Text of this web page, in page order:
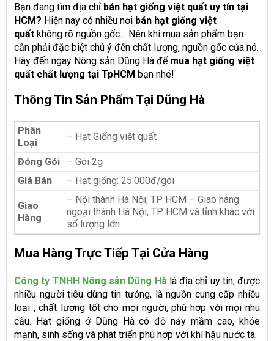
Bạn đang tìm địa chỉ bán hạt giống việt quất uy tín tại
HCM? Hiện nay có nhiều nơi bán hạt giống việt
quất không rõ nguồn gốc… Nên khi mua sản phẩm bạn
cần phải đặc biệt chú ý đến chất lượng, nguồn gốc của nó.
Hãy đến ngay Nông sản Dũng Hà để mua hạt giống việt
quất chất lượng tại TpHCM bạn nhé!
Thông Tin Sản Phẩm Tại Dũng Hà
Phân
Loại
– Hạt Giống việt quất
Đóng Gói
– Gói 2g
Giá Bán
– Hạt giống: 25.000đ/gói
Giao
Hàng
– Nội thành Hà Nội, TP HCM – Giao hàng
ngoại thành Hà Nội, TP HCM và tỉnh khác với
số lượng lớn
Mua Hàng Trực Tiếp Tại Cửa Hàng
Công ty TNHH Nông sản Dũng Hà là địa chỉ uy tín, được
nhiều người tiêu dùng tin tưởng, là nguồn cung cấp nhiều
loại , chất lượng tốt cho mọi người, phù hợp với mọi nhu
cầu. Hạt giống ở Dũng Hà có độ nảy mầm cao, khỏe
mạnh, sinh sống và phát triển phù hợp với khí hậu nước ta.